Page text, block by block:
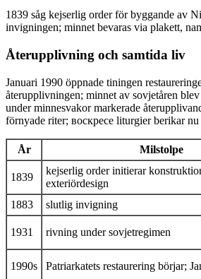
1839 såg kejserlig order för byggande av
invigningen; minnet bevaras via plakett,
Återupplivning och samtida liv
Januari 1990 öppnade tiningen
återupplivningen; minnet av sovjetåren
under minnesvakor markerade
förnyade riter; воскресе liturgier berikar
År Milstolpe
1839
kejserlig order initierar
exteriördesign
1883 slutlig invigning
1931 rivning under sovjetregimen
1990s Patriarkatets restaurering börjar;